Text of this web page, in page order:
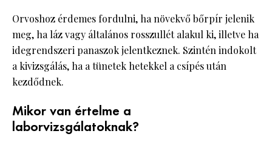
Orvoshoz érdemes fordulni, ha növekvő bőrpír jelenik
meg, ha láz vagy általános rosszullét alakul ki, illetve ha
idegrendszeri panaszok jelentkeznek. Szintén indokolt
a kivizsgálás, ha a tünetek hetekkel a csípés után
kezdődnek.
Mikor van értelme a
laborvizsgálatoknak?